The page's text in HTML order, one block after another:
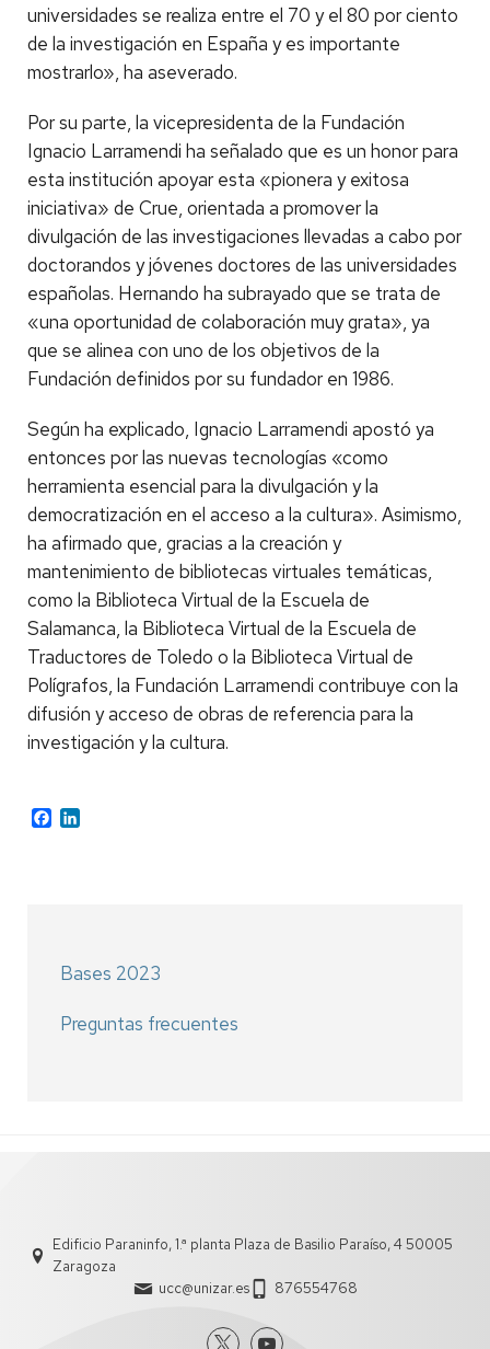
universidades se realiza entre el 70 y el 80 por ciento
de la investigación en España y es importante
mostrarlo», ha aseverado.
Por su parte, la vicepresidenta de la Fundación
Ignacio Larramendi ha señalado que es un honor para
esta institución apoyar esta «pionera y exitosa
iniciativa» de Crue, orientada a promover la
divulgación de las investigaciones llevadas a cabo por
doctorandos y jóvenes doctores de las universidades
españolas. Hernando ha subrayado que se trata de
«una oportunidad de colaboración muy grata», ya
que se alinea con uno de los objetivos de la
Fundación definidos por su fundador en 1986.
Según ha explicado, Ignacio Larramendi apostó ya
entonces por las nuevas tecnologías «como
herramienta esencial para la divulgación y la
democratización en el acceso a la cultura». Asimismo,
ha afirmado que, gracias a la creación y
mantenimiento de bibliotecas virtuales temáticas,
como la Biblioteca Virtual de la Escuela de
Salamanca, la Biblioteca Virtual de la Escuela de
Traductores de Toledo o la Biblioteca Virtual de
Polígrafos, la Fundación Larramendi contribuye con la
difusión y acceso de obras de referencia para la
investigación y la cultura.
Facebook
Bases 2023
Preguntas frecuentes
Edificio Paraninfo, 1.ª planta Plaza de Basilio Paraíso, 4 50005
Zaragoza
ucc@unizar.es
876554768